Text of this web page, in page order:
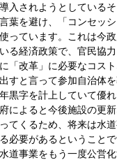
入されようとしている
葉を避け、「コンセッ
っています。これは今
る経済政策で、官民協
「改革」に必要なコス
すと言って参加自治体
黒字を計上していて優
によると今後施設の更
てくるため、将来は水
必要があるということ
道事業をもう一度公営